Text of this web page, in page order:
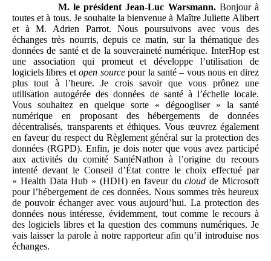
M. le président Jean-Luc Warsmann.Bonjour à
toutes et à tous. Je souhaite la bienvenue à Maître Juliette Alibert
et à M. Adrien Parrot. Nous poursuivons avec vous des
échanges très nourris, depuis ce matin, sur la thématique des
données de santé et de la souveraineté numérique. InterHop est
une association qui promeut et développe l’utilisation de
logiciels libres etopen sourcepour la santé – vous nous en direz
plus tout à l’heure. Je crois savoir que vous prônez une
utilisation autogérée des données de santé à l’échelle locale.
Vous souhaitez en quelque sorte « dégoogliser » la santé
numérique en proposant des hébergements de données
décentralisés, transparents et éthiques. Vous œuvrez également
en faveur du respect du Règlement général sur la protection des
données (RGPD). Enfin, je dois noter que vous avez participé
aux activités du comité SantéNathon à l’origine du recours
intenté devant le Conseil d’État contre le choix effectué par
« Health Data Hub » (HDH) en faveur ducloud de Microsoft
pour l’hébergement de ces données. Nous sommes très heureux
de pouvoir échanger avec vous aujourd’hui. La protection des
données nous intéresse, évidemment, tout comme le recours à
des logiciels libres et la question des communs numériques. Je
vais laisser la parole à notre rapporteur afin qu’il introduise nos
échanges.